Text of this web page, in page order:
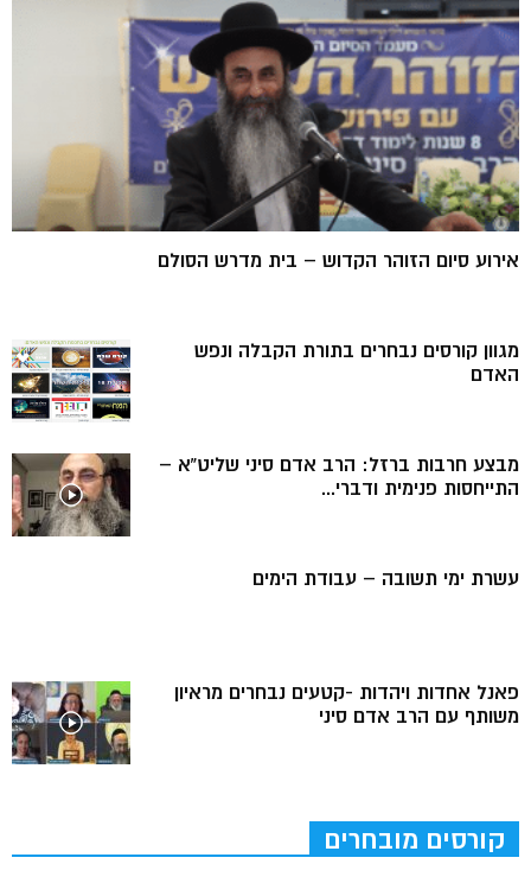
אירוע סיום הזוהר הקדוש – בית מדרש הסולם
מגוון קורסים נבחרים בתורת הקבלה ונפש
האדם
מבצע חרבות ברזל: הרב אדם סיני שליט”א –
התייחסות פנימית ודברי...
עשרת ימי תשובה – עבודת הימים
פאנל אחדות ויהדות -קטעים נבחרים מראיון
משותף עם הרב אדם סיני
קורסים מובחרים